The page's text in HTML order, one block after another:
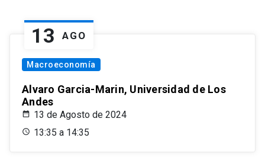
13 AGO
Macroeconomía
Alvaro Garcia-Marin, Universidad de Los
Andes
13 de Agosto de 2024
13:35 a 14:35